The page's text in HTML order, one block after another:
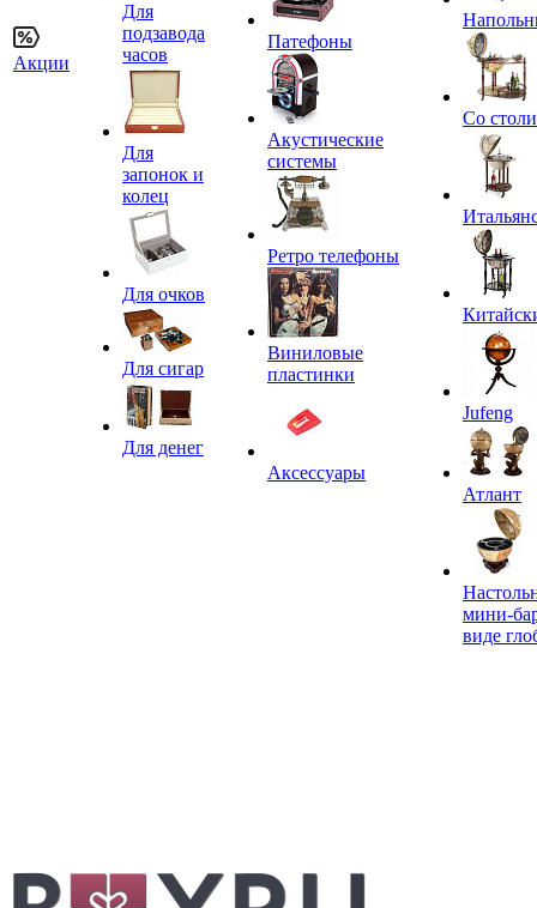
Акции
Для
подзавода
часов
Для
запонок и
колец
Для очков
Для сигар
Для денег
Патефоны
Акустические
системы
Ретро телефоны
Виниловые
пластинки
Аксессуары
Со
Jufeng
Атлант
мини-
виде